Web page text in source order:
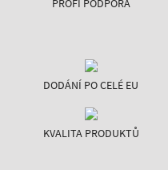
PROFI PODPORA
DODÁNÍ PO CELÉ EU
KVALITA PRODUKTŮ